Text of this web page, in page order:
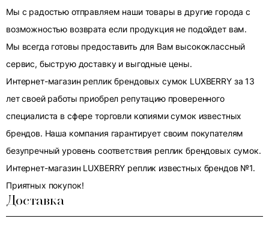
Мы с радостью отправляем наши товары в другие города с
возможностью возврата если продукция не подойдет вам.
Мы всегда готовы предоставить для Вам высококлассный
сервис, быструю доставку и выгодные цены.
Интернет-магазин реплик брендовых сумок LUXBERRY за 13
лет своей работы приобрел репутацию проверенного
специалиста в сфере торговли копиями сумок известных
брендов. Наша компания гарантирует своим покупателям
безупречный уровень соответствия реплик брендовых сумок.
Интернет-магазин LUXBERRY реплик известных брендов №1.
Приятных покупок!
Доставка